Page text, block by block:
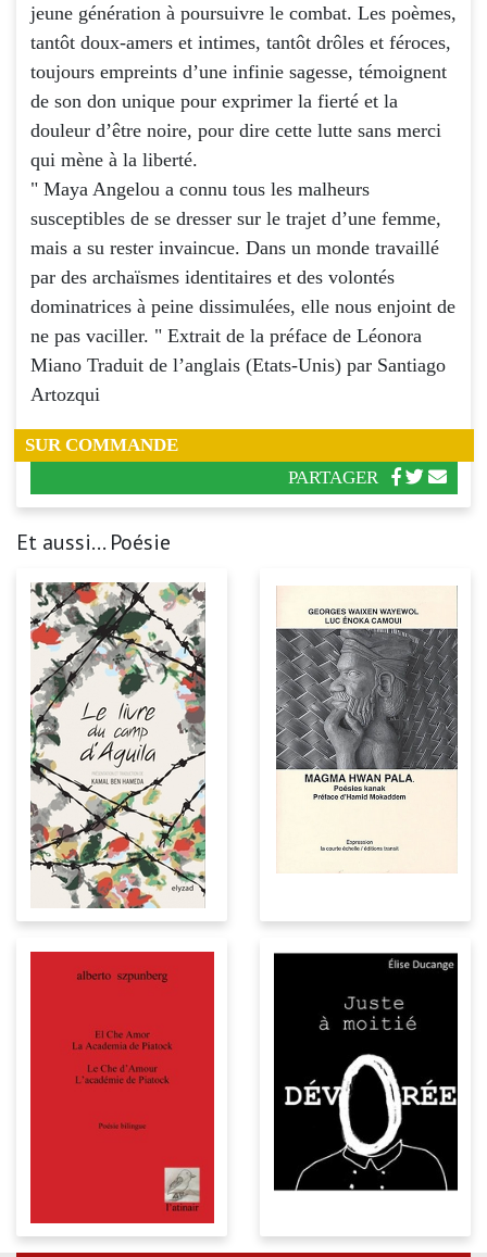
jeune génération à poursuivre le combat. Les poèmes,
tantôt doux-amers et intimes, tantôt drôles et féroces,
toujours empreints d’une infinie sagesse, témoignent
de son don unique pour exprimer la fierté et la
douleur d’être noire, pour dire cette lutte sans merci
qui mène à la liberté.
" Maya Angelou a connu tous les malheurs
susceptibles de se dresser sur le trajet d’une femme,
mais a su rester invaincue. Dans un monde travaillé
par des archaïsmes identitaires et des volontés
dominatrices à peine dissimulées, elle nous enjoint de
ne pas vaciller. " Extrait de la préface de Léonora
Miano Traduit de l’anglais (Etats-Unis) par Santiago
Artozqui
SUR COMMANDE
PARTAGER
Et aussi... Poésie